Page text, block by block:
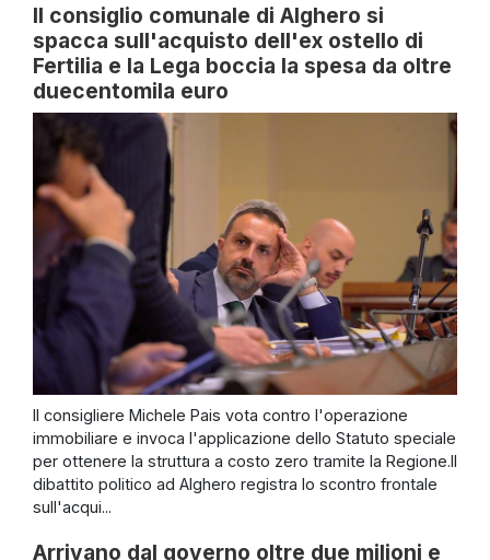
Il consiglio comunale di Alghero si
spacca sull'acquisto dell'ex ostello di
Fertilia e la Lega boccia la spesa da oltre
duecentomila euro
Il consigliere Michele Pais vota contro l'operazione
immobiliare e invoca l'applicazione dello Statuto speciale
per ottenere la struttura a costo zero tramite la Regione.Il
dibattito politico ad Alghero registra lo scontro frontale
sull'acqui...
Arrivano dal governo oltre due milioni e